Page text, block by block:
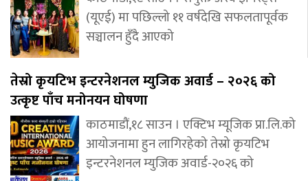
(यूएई) मा पछिल्लो ११ वर्षदेखि सफलतापूर्वक
सञ्चालन हुँदै आएको
तेस्रो कृयटिभ इन्टरनेशनल म्युजिक अवार्ड – २०२६ को
उत्कृष्ट पाँच मनोनयन घोषणा
काठमाडौं,१८ साउन । एक्टिभ म्यूजिक प्रा.लि.को
आयोजनामा हुन लागिरहेको तेस्रो कृयटिभ
इन्टरनेशनल म्युजिक अवार्ड-२०२६ को